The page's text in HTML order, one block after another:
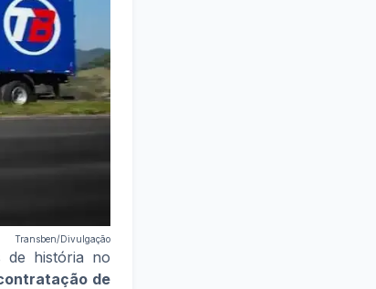
Transben/Divulgação
de história no
de